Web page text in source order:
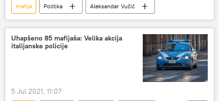
mafija Politika Aleksandar Vučić
Uhapšeno 85 mafijaša: Velika akcija
italijanske policije
5 Jul 2021, 11:07